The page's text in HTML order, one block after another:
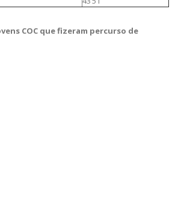
COC que fizeram percurso de